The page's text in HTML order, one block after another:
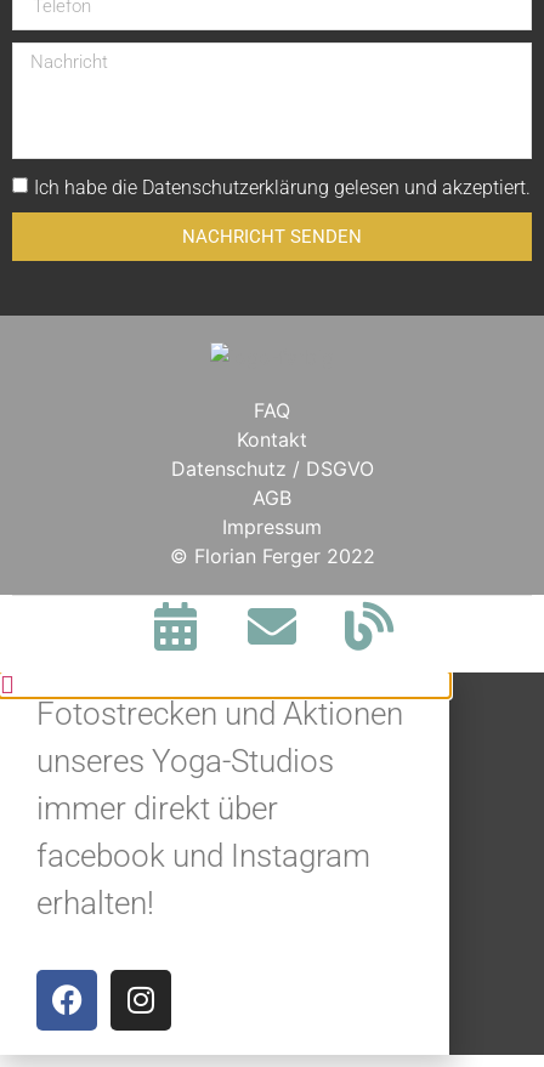
Ich habe die Datenschutzerklärung gelesen und akzeptiert.
NACHRICHT SENDEN
FAQ
Kontakt
Datenschutz / DSGVO
AGB
Impressum
© Florian Ferger 2022
BLEIBE IN
VERBINDUNG.
Fotostrecken und Aktionen
unseres Yoga-Studios
immer direkt über
facebook und Instagram
erhalten!